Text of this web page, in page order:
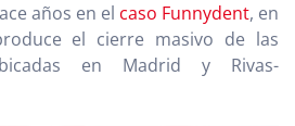
años en el caso Funnydent, en
el cierre masivo de las
en Madrid y Rivas-